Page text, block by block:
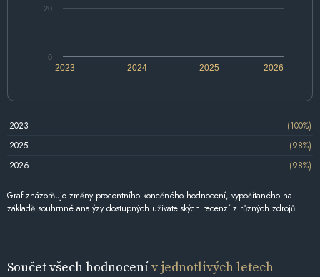
2024 2026
2023 2025
0
20
2023
(100%)
2025
(98%)
2026
(98%)
Graf znázorňuje změny procentního konečného hodnocení, vypočítaného na
základě souhrnné analýzy dostupných uživatelských recenzí z různých zdrojů.
Součet všech hodnocenív jednotlivých letech